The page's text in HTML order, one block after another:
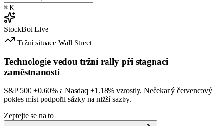
⌘ K
StockBot Live
Tržní situace Wall Street
Technologie vedou tržní rally při stagnaci
zaměstnanosti
S&P 500 +0.60% a Nasdaq +1.18% vzrostly. Nečekaný červencový
pokles míst podpořil sázky na nižší sazby.
Zeptejte se na to